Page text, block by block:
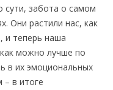
сути, забота о самом
Они растили нас, как
и теперь наша
можно лучше по
в их эмоциональных
в итоге